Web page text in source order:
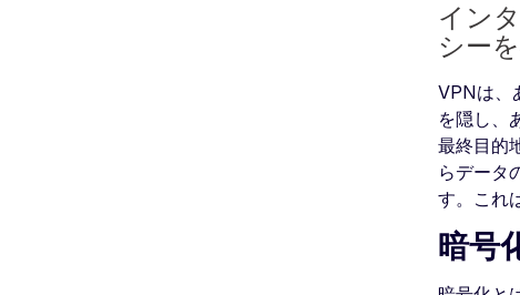
イン
シー
VPNは、
を隠し、
最終目的
らデータ
す。これ
暗号